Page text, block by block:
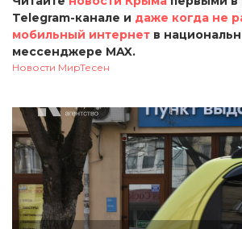
Telegram-канале и даже когда не
мобильный интернет в
мессенджере MAX.
Новости МирТесен